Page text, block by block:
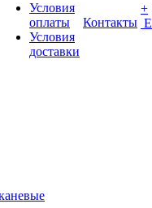
Условия
оплаты
Условия
доставки
Контакты
+